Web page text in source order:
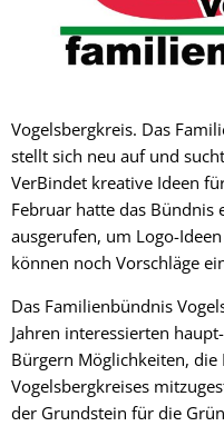
Vogelsbergkreis. Das
stellt sich neu auf und
VerBindet kreative Ideen
Februar hatte das
ausgerufen, um Logo-
können noch Vorschläge
Das Familienbündnis
Jahren interessierten
Bürgern Möglichkeiten,
Vogelsbergkreises
der Grundstein für die